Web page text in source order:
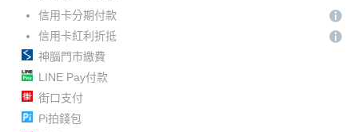
信用卡分期付款
信用卡紅利折抵
神腦門市繳費
LINE Pay付款
街口支付
Pi拍錢包